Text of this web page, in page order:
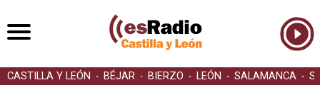
CASTILLA Y LEÓN BÉJAR BIERZO LEÓN SALAMANCA